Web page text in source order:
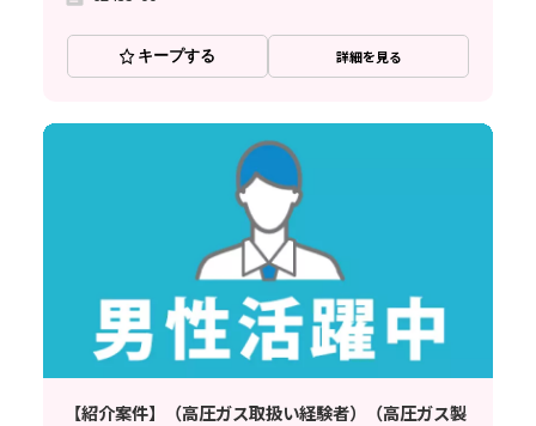
キープする 詳細を見る
【紹介案件】（高圧ガス取扱い経験者）（高圧ガス製